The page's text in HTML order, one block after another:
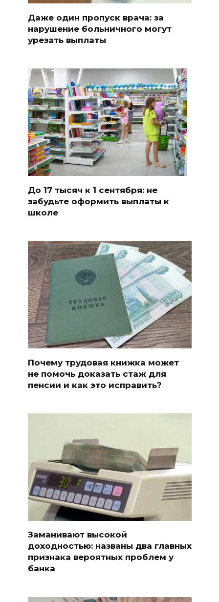
Даже один пропуск врача: за
нарушение больничного могут
урезать выплаты
До 17 тысяч к 1 сентября: не
забудьте оформить выплаты к
школе
Почему трудовая книжка может
не помочь доказать стаж для
пенсии и как это исправить?
Заманивают высокой
доходностью: названы два главных
признака вероятных проблем у
банка